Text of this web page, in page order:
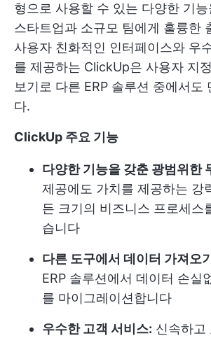
형으로 사용할 수 있는 다양한 기
스타트업과 소규모 팀에게 훌륭한
사용자 친화적인 인터페이스와 우
를 제공하는 ClickUp은 사용자 지
보기로 다른 ERP 솔루션 중에서도
다.
ClickUp 주요 기능
다양한 기능을 갖춘 광범위한
제공에도 가치를 제공하는 강
든 크기의 비즈니스 프로세스
습니다
다른 도구에서 데이터 가져오
ERP 솔루션에서 데이터 손실
를 마이그레이션합니다
우수한 고객 서비스: 신속하고